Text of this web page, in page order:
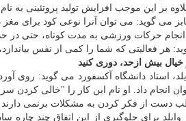
بر این موجب افزایش تولید پروتئینی
می گوید: می توان آنرا نوعی کود برای
حرکات ورزشی به مدت کوتاه، حتی در حد ۱۰ دقیقه هم می تواند مفید
هر فعالیتی که شما را کمی از نفس
خیال بیش ازحد، دوری کنید
استاد دانشگاه آکسفورد می گوید: روی
انجام داد. او نام این کار را "خالی کردن
دست از فکر کردن به مشکلات برنمی